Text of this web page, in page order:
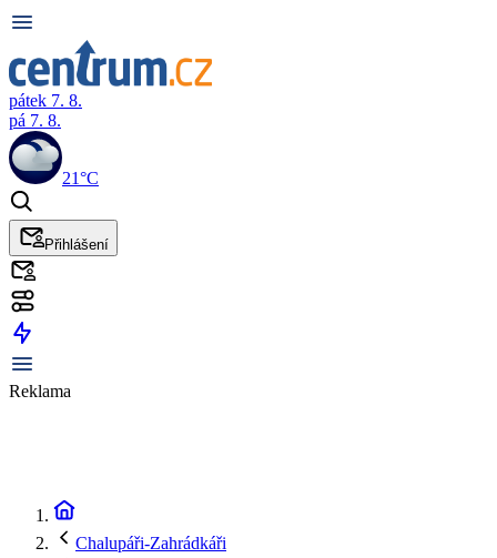
pátek 7. 8.
pá 7. 8.
21°C
Přihlášení
Reklama
Chalupáři-Zahrádkáři